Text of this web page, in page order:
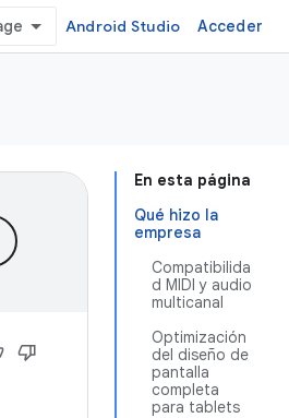
Android Studio Acceder
En esta página
Qué hizo la
empresa
Compatibilida
d MIDI y audio
multicanal
Optimización
del diseño de
pantalla
completa
para tablets